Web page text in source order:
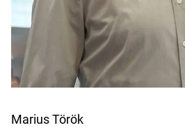
Marius Török